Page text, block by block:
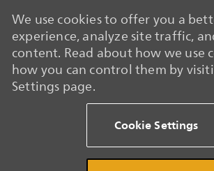
We use cookies to offer you a
experience, analyze site traffic,
content. Read about how we use
how you can control them by
Settings page.
Cookie Settings